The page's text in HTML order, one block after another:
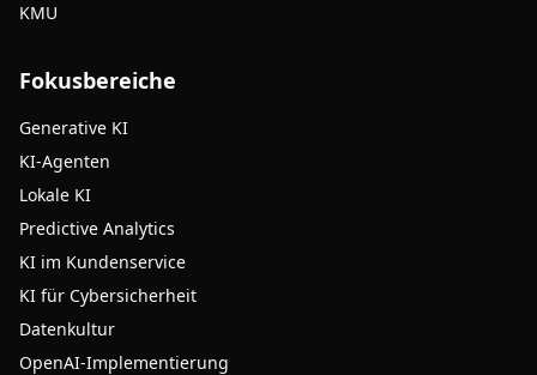
KMU
Fokusbereiche
Generative KI
KI-Agenten
Lokale KI
Predictive Analytics
KI im Kundenservice
KI für Cybersicherheit
Datenkultur
OpenAI-Implementierung